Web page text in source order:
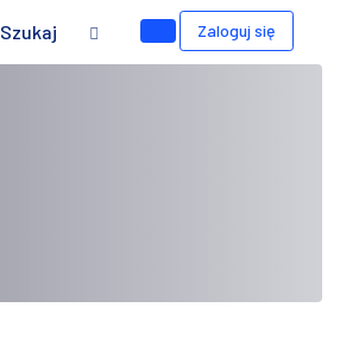
Szukaj Zaloguj się